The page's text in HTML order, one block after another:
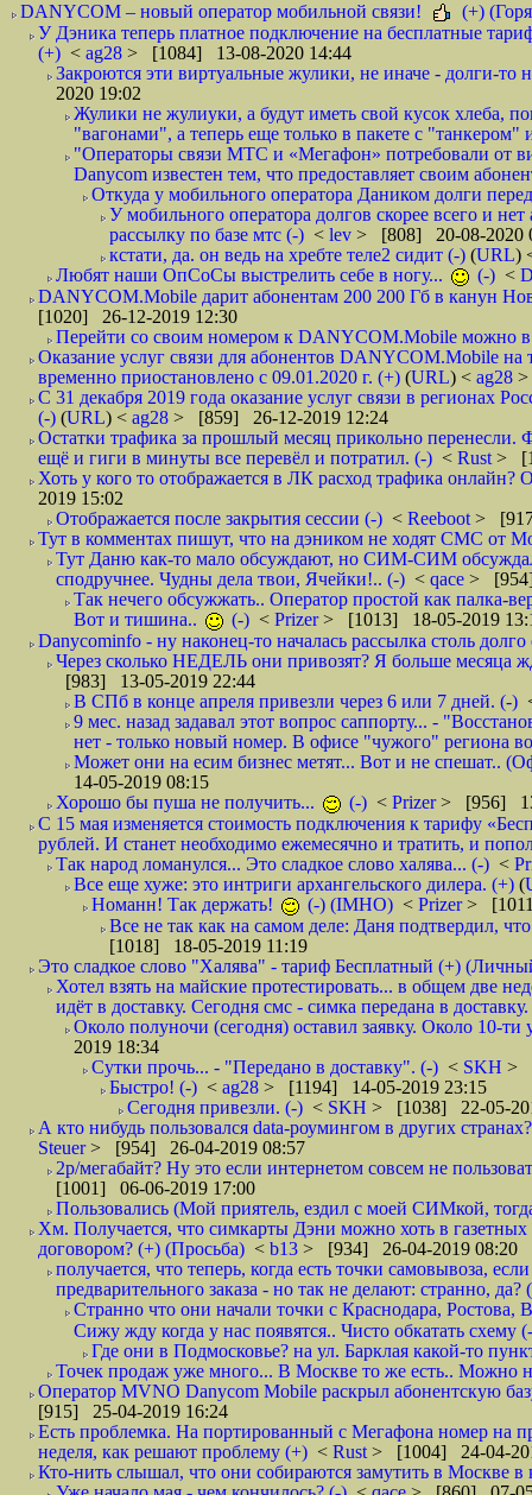
DANYCOM – новый оператор мобильной связи!
(+)
У Дэника теперь платное подключение на бесплатные
(+) < ag28 > [1084] 13-08-2020 14:44
Закроются эти виртуальные жулики, не иначе - долги-то
2020 19:02
Жулики не жулиуки, а будут иметь свой кусок хлеба,
"вагонами", а теперь еще только в пакете с
"Операторы связи МТС и «Мегафон» потребовали от
Danycom известен тем, что предоставляет своим
Откуда у мобильного оператора Даником долги
У мобильного оператора долгов скорее всего и
рассылку по базе мтс (-) < lev > [808] 20-08-2020
кстати, да. он ведь на хребте теле2 сидит (-) (URL)
Любят наши ОпСоСы выстрелить себе в ногу...
(-) <
DANYCOM.Mobile дарит абонентам 200 200 Гб в канун
[1020] 26-12-2019 12:30
Перейти со своим номером к DANYCOM.Mobile можно в
Оказание услуг связи для абонентов DANYCOM.Mobile
временно приостановлено с 09.01.2020 г. (+) (URL) < ag28 >
С 31 декабря 2019 года оказание услуг связи в регионах
(-) (URL) < ag28 > [859] 26-12-2019 12:24
Остатки трафика за прошлый месяц прикольно
ещё и гиги в минуты все перевёл и потратил. (-) < Rust >
Хоть у кого то отображается в ЛК расход трафика
2019 15:02
Отображается после закрытия сессии (-) < Reeboot >
Тут в комментах пишут, что на дэником не ходят СМС от
Тут Даню как-то мало обсуждают, но СИМ-СИМ
сподручнее. Чудны дела твои, Ячейки!.. (-) < qace > [954]
Так нечего обсужжать.. Оператор простой как палка-
Вот и тишина..
(-) < Prizer> [1013] 18-05-2019
Danycominfo - ну наконец-то началась рассылка столь
Через сколько НЕДЕЛЬ они привозят? Я больше месяца
[983] 13-05-2019 22:44
В СПб в конце апреля привезли через 6 или 7 дней. (-)
9 мес. назад задавал этот вопрос саппорту... -
нет - только новый номер. В офисе "чужого" региона
Может они на есим бизнес метят... Вот и не спешат..
14-05-2019 08:15
Хорошо бы пуша не получить...
(-) < Prizer> [956]
С 15 мая изменяется стоимость подключения к тарифу
рублей. И станет необходимо ежемесячно и тратить, и
Так народ ломанулся... Это сладкое слово халява... (-) <
Все еще хуже: это интриги архангельского дилера. (+) (
Номанн! Так держать!
(-) (IMHO) < Prizer>
Все не так как на самом деле: Даня подтвердил,
[1018] 18-05-2019 11:19
Это сладкое слово "Халява" - тариф Бесплатный (+)
Хотел взять на майские протестировать... в общем две
идёт в доставку. Сегодня смс - симка передана в
Около полуночи (сегодня) оставил заявку. Около 10-ти
2019 18:34
Сутки прочь... - "Передано в доставку". (-) < SKH >
Быстро! (-) < ag28 > [1194] 14-05-2019 23:15
Сегодня привезли. (-) < SKH > [1038] 22-05-
А кто нибудь пользовался data-роумингом в других
Steuer> [954] 26-04-2019 08:57
2р/мегабайт? Ну это если интернетом совсем не
[1001] 06-06-2019 17:00
Пользовались (Мой приятель, ездил с моей СИМкой,
Хм. Получается, что симкарты Дэни можно хоть в газетных
договором? (+) (Просьба) < b13 > [934] 26-04-2019 08:20
получается, что теперь, когда есть точки самовывоза,
предварительного заказа - но так не делают: странно, да?
Странно что они начали точки с Краснодара,
Сижу жду когда у нас появятся.. Чисто обкатать схему
Где они в Подмосковье? на ул. Барклая какой-то
Точек продаж уже много... В Москве то же есть.. Можно
Оператор MVNO Danycom Mobile раскрыл абонентскую
[915] 25-04-2019 16:24
Есть проблемка. На портированный с Мегафона номер на
неделя, как решают проблему (+) < Rust > [1004] 24-04-
Кто-нить слышал, что они собираются замутить в Москве в